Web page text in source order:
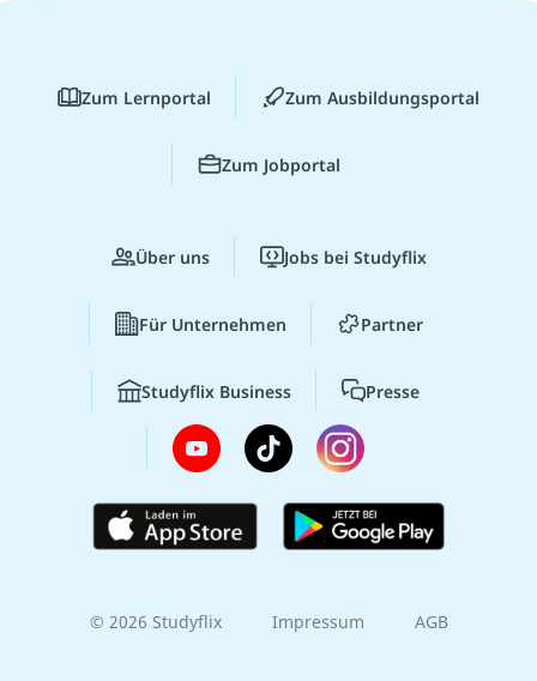
Zum Lernportal Zum Ausbildungsportal
Zum Jobportal
Über uns Jobs bei Studyflix
Für Unternehmen Partner
Studyflix Business Presse
© 2026 Studyflix Impressum AGB